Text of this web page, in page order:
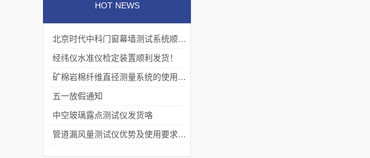
HOT NEWS
经纬仪水准仪检定装置顺利发货！
五一放假通知
中空玻璃露点测试仪发货咯